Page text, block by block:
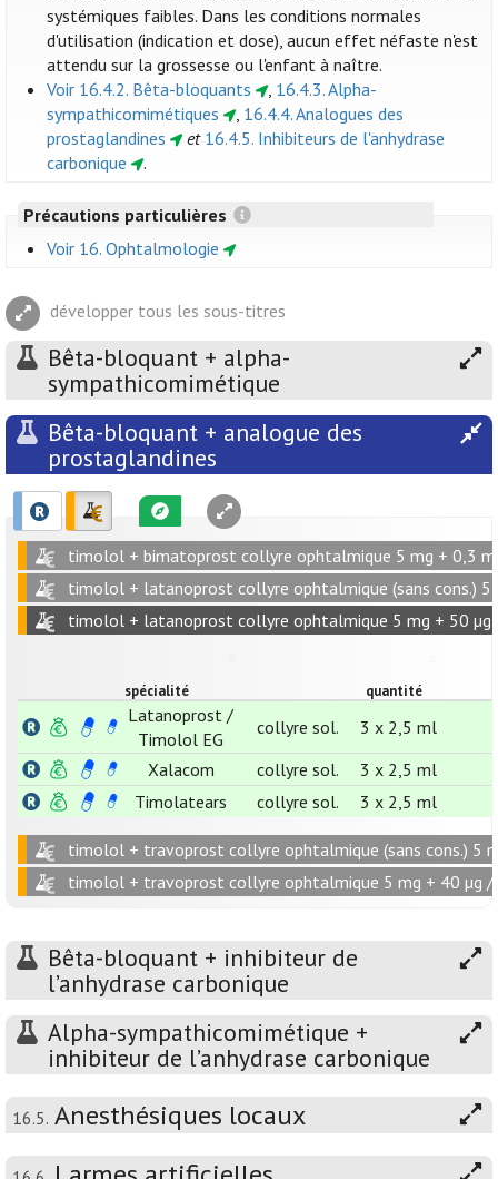
systémiques faibles. Dans les conditions normales
d'utilisation (indication et dose), aucun effet néfaste n'est
attendu sur la grossesse ou l'enfant à naître.
Voir 16.4.2. Bêta-bloquants
, 16.4.3. Alpha-
sympathicomimétiques
, 16.4.4. Analogues des
prostaglandines
et 16.4.5. Inhibiteurs de l'anhydrase
carbonique
.
Précautions particulières
Voir 16. Ophtalmologie
développer tous les sous-titres
Bêta-bloquant + alpha-
sympathicomimétique
Bêta-bloquant + analogue des
prostaglandines
timolol + bimatoprost collyre ophtalmique 5 mg + 0,3
timolol + latanoprost collyre ophtalmique (sans cons.)
timolol + latanoprost collyre ophtalmique 5 mg + 50 µg
spécialité quantité
Latanoprost /
Timolol EG
collyre sol.
3 x 2,5 ml
Xalacom
collyre sol.
3 x 2,5 ml
Timolatears
collyre sol. 3 x 2,5 ml
timolol + travoprost collyre ophtalmique (sans cons.) 5
timolol + travoprost collyre ophtalmique 5 mg + 40 µg
Bêta-bloquant + inhibiteur de
l’anhydrase carbonique
Alpha-sympathicomimétique +
inhibiteur de l’anhydrase carbonique
16.5. Anesthésiques locaux